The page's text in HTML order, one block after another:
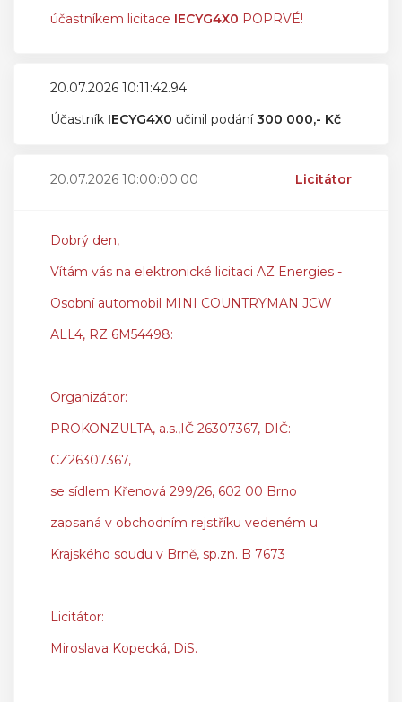
účastníkem licitace IECYG4X0 POPRVÉ!
20.07.2026 10:11:42.94
Účastník IECYG4X0 učinil podání300 000,- Kč
20.07.2026 10:00:00.00 Licitátor
Dobrý den,
Vítám vás na elektronické licitaci AZ Energies -
Osobní automobil MINI COUNTRYMAN JCW
ALL4, RZ 6M54498:
Organizátor:
PROKONZULTA, a.s.,IČ 26307367, DIČ:
CZ26307367,
se sídlem Křenová 299/26, 602 00 Brno
zapsaná v obchodním rejstříku vedeném u
Krajského soudu v Brně, sp.zn. B 7673
Licitátor:
Miroslava Kopecká, DiS.